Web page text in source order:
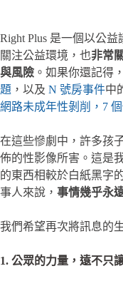
Right Plus 是一個以公
關注公益環境，也非常
與風險 。如果你還記得
題 ，以及 N 號房事件中
網路未成年性剝削，7
在這些慘劇中，許多孩
佈的性影像所害。這是
的東西相較於白紙黑字
事人來說， 事情幾乎永
我們希望再次將訊息的
1. 公眾的力量，遠不只